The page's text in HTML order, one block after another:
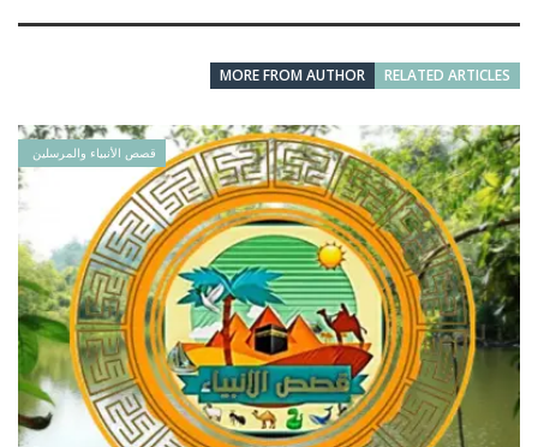
RELATED ARTICLES
MORE FROM AUTHOR
قصص الأنبياء والمرسلين